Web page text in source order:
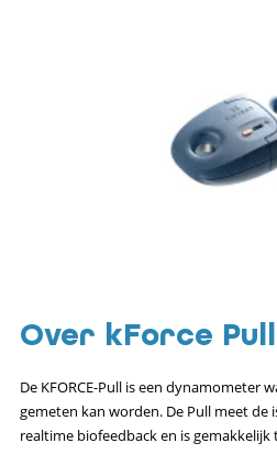
Over kForce
De KFORCE-Pull is een dynamometer
gemeten kan worden. De Pull meet de
realtime biofeedback en is gemakkelijk